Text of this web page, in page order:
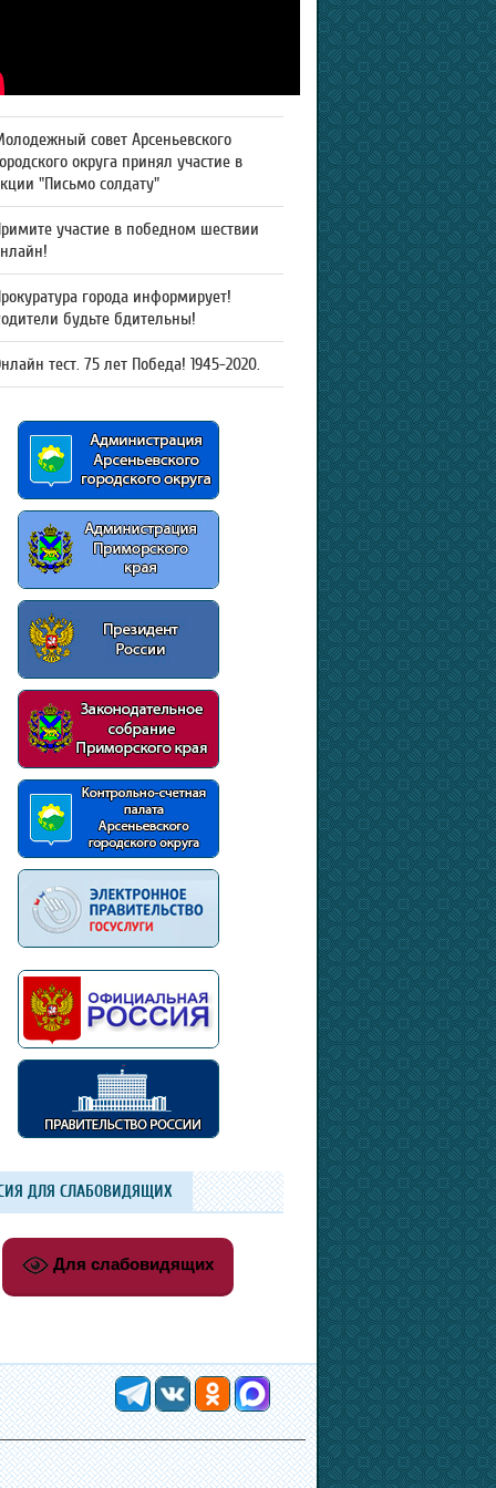
совет Арсеньевского
округа принял участие в
"Письмо солдату"
участие в победном шествии
города информирует!
будьте бдительны!
тест. 75 лет Победа! 1945-2020.
ДЛЯ СЛАБОВИДЯЩИХ
Для слабовидящих